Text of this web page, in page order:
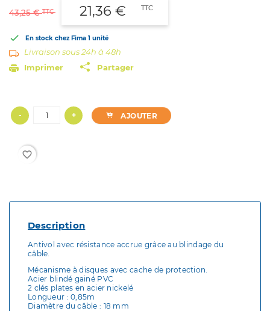
43,25 €TTC 21,36 € TTC
 En stock chez Fima 1 unité
Livraison sous 24h à 48h
Imprimer
Partager
- + AJOUTER
favorite_border
Description
Antivol avec résistance accrue grâce au blindage du
câble.
Mécanisme à disques avec cache de protection.
Acier blindé gainé PVC
2 clés plates en acier nickelé
Longueur : 0,85m
Diamètre du câble : 18 mm